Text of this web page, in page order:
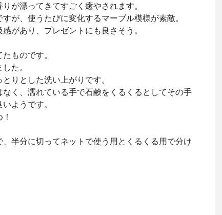
が漂ってきてすごく癒やされます。
が、使うたびに変化するマーブル模様が素敵。
があり、プレゼントにも良さそう。
ものです。
た。
りとした洗い上がりです。
く、濡れている手で石鹸をくるくるとしてその手
ようです。
半分に切ってネットで使う用とくるくる用で分け